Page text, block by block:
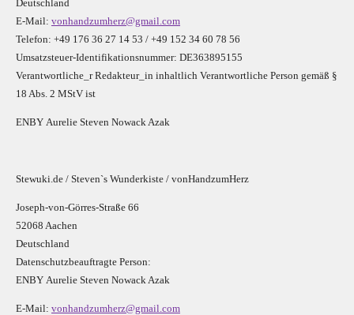
Deutschland
E-Mail: vonhandzumherz@gmail.com
Telefon: +49 176 36 27 14 53 / +49 152 34 60 78 56
Umsatzsteuer-Identifikationsnummer: DE363895155
Verantwortliche_r Redakteur_in inhaltlich Verantwortliche Person gemäß §
18 Abs. 2 MStV ist
ENBY Aurelie Steven Nowack Azak
Stewuki.de / Steven`s Wunderkiste / vonHandzumHerz
Joseph-von-Görres-Straße 66
52068 Aachen
Deutschland
Datenschutzbeauftragte Person:
ENBY Aurelie Steven Nowack Azak
E-Mail: vonhandzumherz@gmail.com